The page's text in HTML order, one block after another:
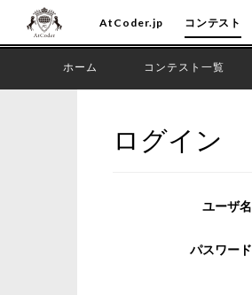
AtCoder.jp コンテスト
ホーム コンテスト一覧
ログイン
ユーザ名
パスワード